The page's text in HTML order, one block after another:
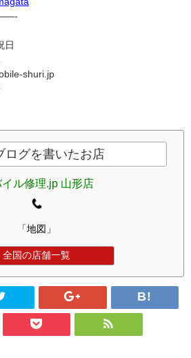
日
shuri.jp
ログを書いたお店
イル修理.jp 山形店
「地図」
全国の店舗一覧